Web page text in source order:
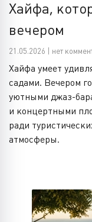
Хайфа,
вечером
21.05.2026 | нет
Хайфа умеет
садами. Вечером
уютными джаз-
и концертными
ради
атмосферы.